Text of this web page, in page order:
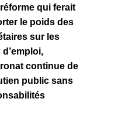
qui ferait
le poids des
sur les
continue de
public sans